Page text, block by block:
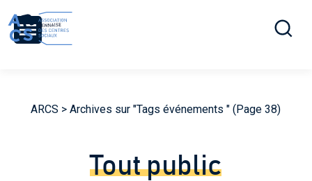
Menu
Ouvrir la
ARCS > Archives sur "Tags événements " (Page 38)
Tout public